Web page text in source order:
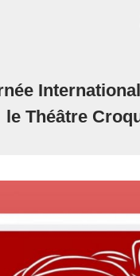
le Théâtre